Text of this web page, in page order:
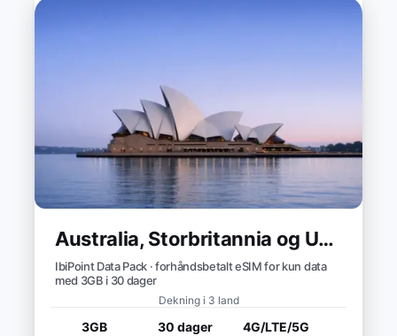
Australia, Storbritannia og USA
IbiPoint Data Pack · forhåndsbetalt eSIM for kun data
med 3GB i 30 dager
Dekning i 3 land
3GB 30 dager 4G/LTE/5G